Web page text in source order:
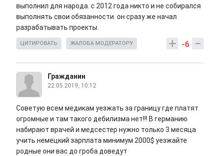
выполнил для народа. с 2012 года никто и не собирался
выполнять свои обязанности. он сразу же начал
разрабатывать проекты.
-6
ЦИТИРОВАТЬ ЖАЛОБА МОДЕРАТОРУ
Гражданин
22.05.2019, 10:12
Советую всем медикам уезжать за границу где платят
огромные и там такого дебилизма нет!!! В германию
набирают врачей и медсестер нужно только 3 месяца
учить немецкий зарплата минимум 2000$ уезжайте
родные они вас до гроба доведут